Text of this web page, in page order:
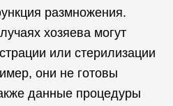
размножения.
хозяева могут
или стерилизации
они не готовы
данные процедуры